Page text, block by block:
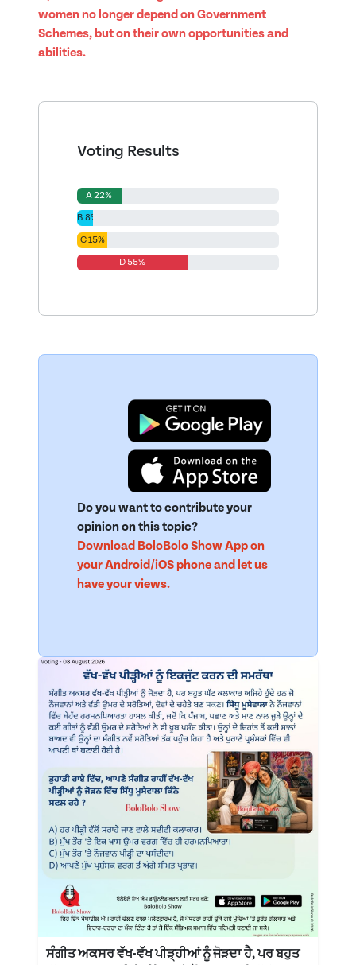
women no longer depend on Government
Schemes, but on their own opportunities and
abilities.
Voting Results
A 22%
B 8%
C 15%
D 55%
Do you want to contribute your
opinion on this topic?
Download BoloBolo Show App on
your Android/iOS phone and let us
have your views.
ਸੰਗੀਤ ਅਕਸਰ ਵੱਖ-ਵੱਖ ਪੀੜ੍ਹੀਆਂ ਨੂੰ ਜੋੜਦਾ ਹੈ, ਪਰ ਬਹੁਤ